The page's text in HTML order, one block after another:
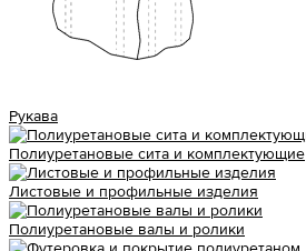
Рукава
Полиуретановые сита и комплектующие
Листовые и профильные изделия
Полиуретановые валы и ролики